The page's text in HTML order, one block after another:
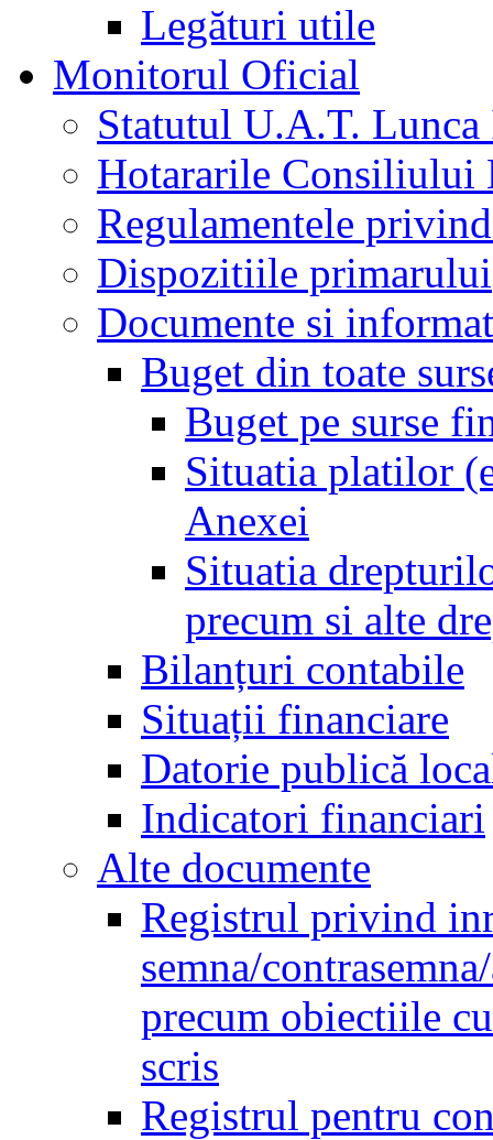
Legături utile
Monitorul Oficial
Statutul U.A.T.
Hotararile Consiliului
Regulamentele
Dispozitiile primarului
Documente si
Buget din toate
Buget pe surse
Situatia platilor
Anexei
Situatia
precum si alte
Bilanțuri contabile
Situații financiare
Datorie publică
Indicatori financiari
Alte documente
Registrul privind
semna/
precum obiectiile
scris
Registrul pentru